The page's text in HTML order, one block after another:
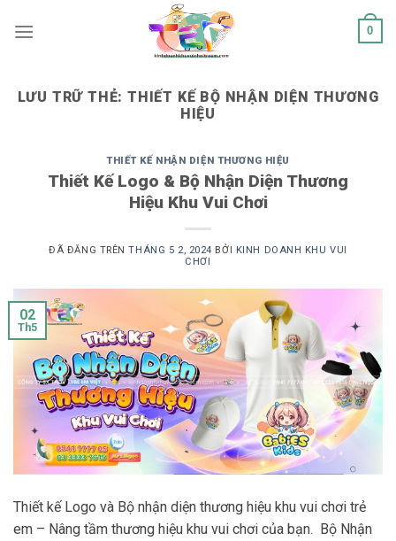
đến
0
LƯU TRỮ THẺ: THIẾT KẾ BỘ NHẬN DIỆN THƯƠNG
HIỆU
THIẾT KẾ NHẬN DIỆN THƯƠNG HIỆU
Thiết Kế Logo & Bộ Nhận Diện Thương
Hiệu Khu Vui Chơi
ĐÃ ĐĂNG TRÊNTHÁNG 5 2, 2024 BỞI KINH DOANH KHU VUI
CHƠI
02
Th5
Thiết kế Logo và Bộ nhận diện thương hiệu khu vui chơi trẻ
em – Nâng tầm thương hiệu khu vui chơi của bạn. Bộ Nhận